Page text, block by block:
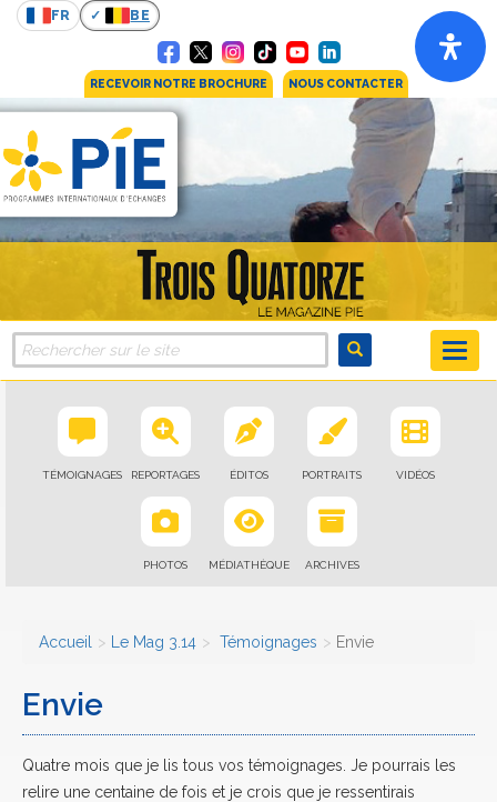
FR BE
RECEVOIR NOTRE BROCHURE NOUS CONTACTER
TÉMOIGNAGES REPORTAGES ÉDITOS PORTRAITS VIDÉOS
PHOTOS MÉDIATHÈQUE ARCHIVES
Accueil Le Mag 3.14 Témoignages Envie
Envie
Quatre mois que je lis tous vos témoignages. Je pourrais les
relire une centaine de fois et je crois que je ressentirais